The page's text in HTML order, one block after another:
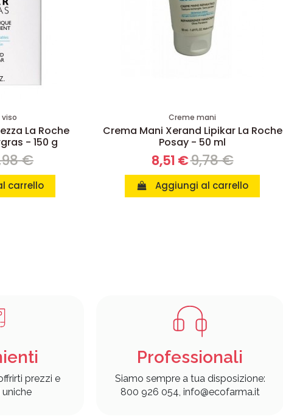
La Roche
- 150 g
€
carrello
Creme mani
Crema Mani Xerand Lipikar La Roche
Posay - 50 ml
8,51 €9,78 €
Aggiungi al carrello
prezzi e
Professionali
Siamo sempre a tua disposizione:
800 926 054, info@ecofarma.it